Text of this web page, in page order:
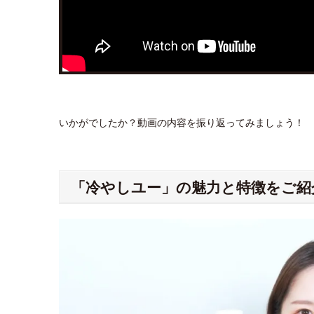
いかがでしたか？動画の内容を振り返ってみましょう！
「冷やしユー」の魅力と特徴をご